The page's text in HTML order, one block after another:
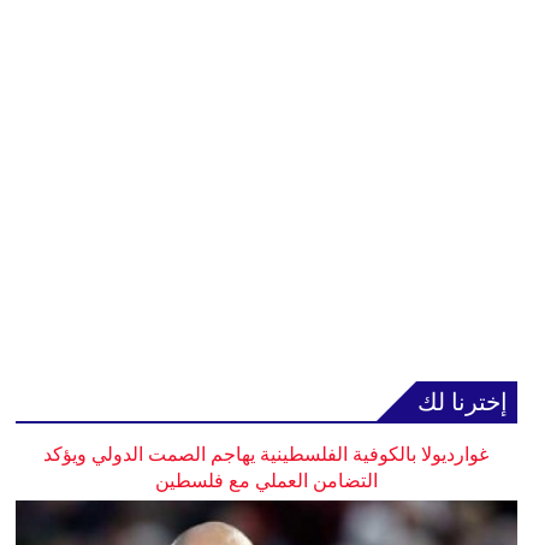
إخترنا لك
غوارديولا بالكوفية الفلسطينية يهاجم الصمت الدولي ويؤكد
التضامن العملي مع فلسطين